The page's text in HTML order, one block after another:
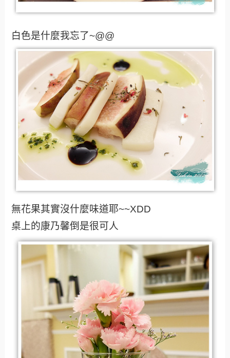
白色是什麼我忘了~@@
無花果其實沒什麼味道耶~~XDD
桌上的康乃馨倒是很可人